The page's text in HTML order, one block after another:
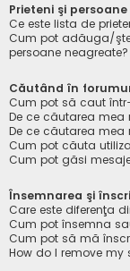
Prieteni şi
Ce este lista de
Cum pot adăuga/
persoane neagreate?
Căutând în
Cum pot să caut
De ce căutarea mea
De ce căutarea
Cum pot căuta
Cum pot găsi
Însemnarea şi
Care este diferenţa
Cum pot însemna
Cum pot să mă
How do I remove my